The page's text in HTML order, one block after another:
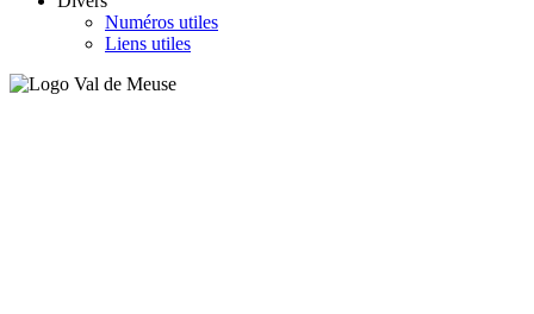
Numéros utiles
Liens utiles